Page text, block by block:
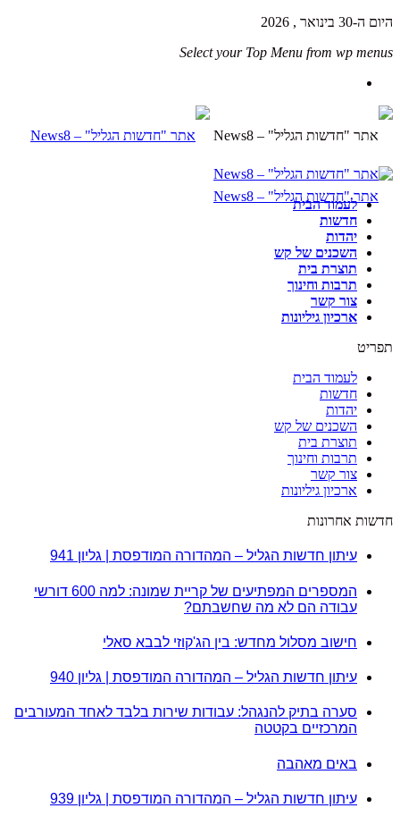
היום ה-30 בינואר , 2026
Select your Top Menu from wp menus
לעמוד הבית
חדשות
יהדות
השכנים של קש
תוצרת בית
תרבות וחינוך
צור קשר
ארכיון גיליונות
תפריט
לעמוד הבית
חדשות
יהדות
השכנים של קש
תוצרת בית
תרבות וחינוך
צור קשר
ארכיון גיליונות
חדשות אחרונות
עיתון חדשות הגליל – המהדורה המודפסת | גליון 941
המספרים המפתיעים של קריית שמונה: למה 600 דורשי
עבודה הם לא מה שחשבתם?
חישוב מסלול מחדש: בין הג'קוזי לבבא סאלי
עיתון חדשות הגליל – המהדורה המודפסת | גליון 940
סערה בתיק להנגהל: עבודות שירות בלבד לאחד המעורבים
המרכזיים בקטטה
באים מאהבה
עיתון חדשות הגליל – המהדורה המודפסת | גליון 939